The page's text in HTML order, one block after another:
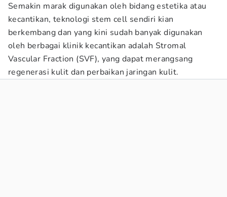
Semakin marak digunakan oleh bidang estetika atau
kecantikan, teknologi stem cell sendiri kian
berkembang dan yang kini sudah banyak digunakan
oleh berbagai klinik kecantikan adalah Stromal
Vascular Fraction (SVF), yang dapat merangsang
regenerasi kulit dan perbaikan jaringan kulit.